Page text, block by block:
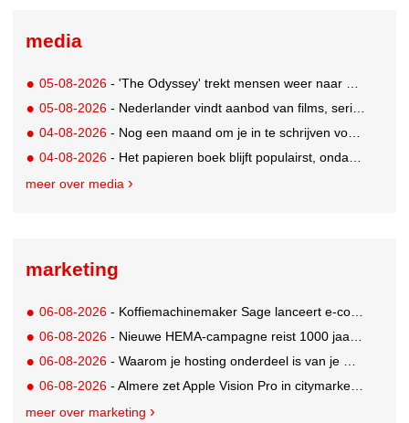
media
05-08-2026 - 'The Odyssey' trekt mensen weer naar de bioscoop
05-08-2026 - Nederlander vindt aanbod van films, series en sport vaak versnipperd
04-08-2026 - Nog een maand om je in te schrijven voor de Mercurs 2026
04-08-2026 - Het papieren boek blijft populairst, ondanks digitale alternatieven
meer over media
marketing
06-08-2026 - Koffiemachinemaker Sage lanceert e-commerceplatform voor koffieliefhebbers
06-08-2026 - Nieuwe HEMA-campagne reist 1000 jaar terug in de tijd naar 'Hemastein'
06-08-2026 - Waarom je hosting onderdeel is van je merkstrategie
06-08-2026 - Almere zet Apple Vision Pro in citymarketing
meer over marketing